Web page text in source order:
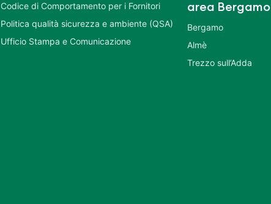
Codice di Comportamento per i Fornitori
Politica qualità sicurezza e ambiente (QSA)
Ufficio Stampa e Comunicazione
area Bergamo
Bergamo
Almè
Trezzo sull’Adda